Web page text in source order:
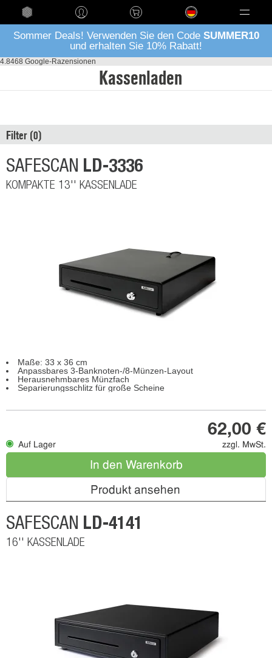
Language
Sommer Deals! Verwenden Sie den Code SUMMER10
und erhalten Sie 10% Rabatt!
4.8468 Google-Razensionen
Kassenladen
Filter
SAFESCAN LD-3336
KOMPAKTE 13'' KASSENLADE
Maße: 33 x 36 cm
Anpassbares 3-Banknoten-/8-Münzen-Layout
Herausnehmbares Münzfach
Separierungsschlitz für große Scheine
Auf Lager
62,00 €
zzgl. MwSt.
In den Warenkorb
Produkt ansehen
SAFESCAN LD-4141
16'' KASSENLADE